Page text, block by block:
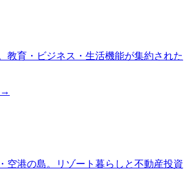
教育・ビジネス・生活機能が集約された
→
空港の島。リゾート暮らしと不動産投資